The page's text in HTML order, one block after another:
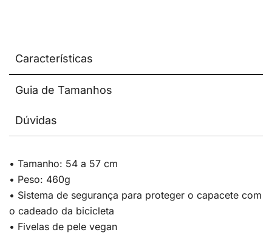
Características
Guia de Tamanhos
Dúvidas
• Tamanho: 54 a 57 cm
• Peso: 460g
• Sistema de segurança para proteger o capacete com
o cadeado da bicicleta
• Fivelas de pele vegan